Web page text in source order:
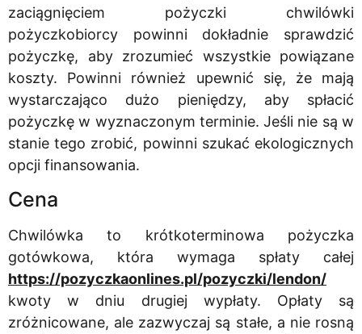
zaciągnięciem pożyczki chwilówki
pożyczkobiorcy powinni dokładnie sprawdzić
pożyczkę, aby zrozumieć wszystkie powiązane
koszty. Powinni również upewnić się, że mają
wystarczająco dużo pieniędzy, aby spłacić
pożyczkę w wyznaczonym terminie. Jeśli nie są w
stanie tego zrobić, powinni szukać ekologicznych
opcji finansowania.
Cena
Chwilówka to krótkoterminowa pożyczka
gotówkowa, która wymaga spłaty całej
https://pozyczkaonlines.pl/pozyczki/lendon/
kwoty w dniu drugiej wypłaty. Opłaty są
zróżnicowane, ale zazwyczaj są stałe, a nie rosną